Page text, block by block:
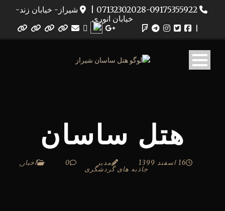
07132302028-09175355922
شیراز- خیابان زند-
خیابان انوری
هتل ساسان
16 اسفند 1399 مدیر 0 اخبار ,
جاذبه های گردشگری